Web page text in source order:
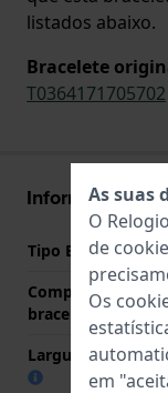
listados abaixo.
Bracelete
T0364171705702
Informações
Tipo Bracelete
Comprimento do
bracelete)
Largura das
As suas
O
de
Os
em